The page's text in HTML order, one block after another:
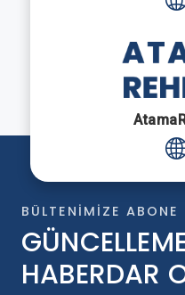
BÜLTENIMIZE ABONE
HABERDAR